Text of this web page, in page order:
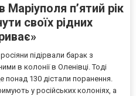
Маріуполя пʼятий рік
своїх рідних
підірвали барак з
в колонії в Оленівці. Тоді
понад 130 дістали поранення.
у російських колоніях, а